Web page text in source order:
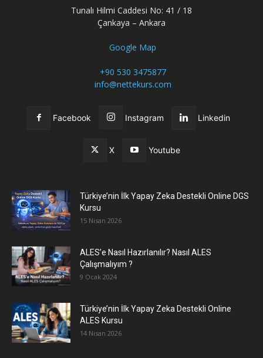
Tunalı Hilmi Caddesi No: 41 / 18
Çankaya – Ankara
Google Map
+90 530 3475877
info@nettekurs.com
Facebook Instagram Linkedin
X Youtube
Türkiye’nin İlk Yapay Zeka Destekli Online DGS
Kursu
15 Nisan 2026
ALES’e Nasıl Hazırlanılır? Nasıl ALES
Çalışmalıyım ?
9 Ocak 2024
Türkiye’nin İlk Yapay Zeka Destekli Online
ALES Kursu
14 Nisan 2026